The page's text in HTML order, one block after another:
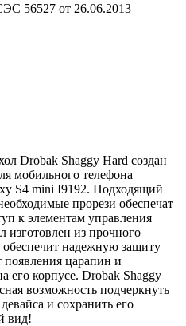
56527 от 26.06.2013
Drobak Shaggy Hard создан
мобильного телефона
S4 mini I9192. Подходящий
прорези обеспечат
к элементам управления
изготовлен из прочного
обеспечит надежную защиту
появления царапин и
его корпусе. Drobak Shaggy
возможность подчеркнуть
и сохранить его
вид!